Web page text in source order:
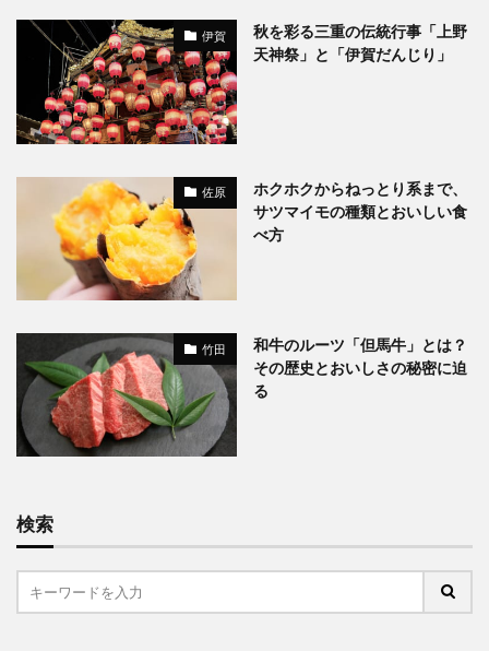
伊賀
秋を彩る三重の伝統行事「上野
天神祭」と「伊賀だんじり」
佐原
ホクホクからねっとり系まで、
サツマイモの種類とおいしい食
べ方
竹田
和牛のルーツ「但馬牛」とは？
その歴史とおいしさの秘密に迫
る
検索